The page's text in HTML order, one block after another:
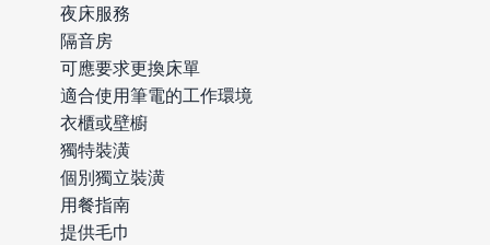
夜床服務
隔音房
可應要求更換床單
適合使用筆電的工作環境
衣櫃或壁櫥
獨特裝潢
個別獨立裝潢
用餐指南
提供毛巾